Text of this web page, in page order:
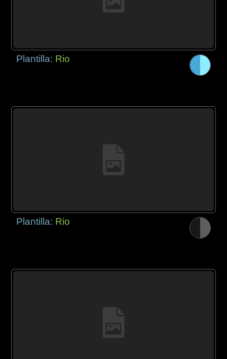
Plantilla: Rio
Plantilla: Rio